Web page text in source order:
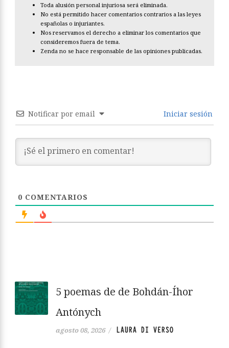
Toda alusión personal injuriosa será eliminada.
No está permitido hacer comentarios contrarios a las leyes
españolas o injuriantes.
Nos reservamos el derecho a eliminar los comentarios que
consideremos fuera de tema.
Zenda no se hace responsable de las opiniones publicadas.
Notificar por email Iniciar sesión
0 COMENTARIOS
5 poemas de de Bohdán-Íhor
Antónych
agosto 08, 2026 / LAURA DI VERSO